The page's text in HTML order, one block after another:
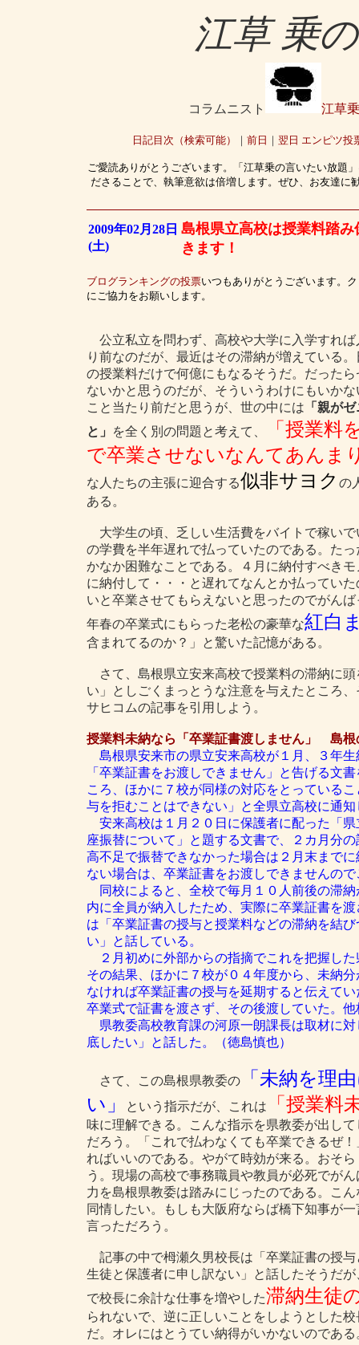
江草 乗
コラムニスト 江草乗
日記目次（検索可能） ｜ 前日 ｜ 翌日 エンピツ投
ご愛読ありがとうございます。「江草乗の言いたい放題
ださることで、執筆意欲は倍増します。ぜひ、お友達
2009年02月28日
(土)
島根県立高校は授業料踏み
きます！
ブログランキングの投票いつもありがとうございます。
にご協力をお願いします。
公立私立を問わず、高校や大学に入学すれ
り前なのだが、最近はその滞納が増えている
の授業料だけで何億にもなるそうだ。だった
ないかと思うのだが、そういうわけにもいか
こと当たり前だと思うが、世の中には 「親が
と」
を全く別の問題と考えて、
「授業料
で卒業させないなんてあんま
な人たちの主張に迎合する似非サヨク の
ある。
大学生の頃、乏しい生活費をバイトで稼い
の学費を半年遅れで払っていたのである。た
かなか困難なことである。４月に納付すべき
に納付して・・・と遅れてなんとか払ってい
いと卒業させてもらえないと思ったのでがん
年春の卒業式にもらった老松の豪華な紅白
含まれてるのか？」と驚いた記憶がある。
さて、島根県立安来高校で授業料の滞納に
い」としごくまっとうな注意を与えたところ
サヒコムの記事を引用しよう。
授業料未納なら「卒業証書渡しません」 島根
島根県安来市の県立安来高校が１月、３年
「卒業証書をお渡しできません」と告げる文
ころ、ほかに７校が同様の対応をとっている
与を拒むことはできない」と全県立高校に通知
安来高校は１月２０日に保護者に配った「
座振替について」と題する文書で、２カ月分
高不足で振替できなかった場合は２月末まで
ない場合は、卒業証書をお渡しできませんの
同校によると、全校で毎月１０人前後の滞
内に全員が納入したため、実際に卒業証書を
は「卒業証書の授与と授業料などの滞納を結
い」と話している。
２月初めに外部からの指摘でこれを把握し
その結果、ほかに７校が０４年度から、未納
なければ卒業証書の授与を延期すると伝えて
卒業式で証書を渡さず、その後渡していた。
県教委高校教育課の河原一朗課長は取材に
底したい」と話した。（徳島慎也）
さて、この島根県教委の「未納を理
い」
という指示だが、これは 「授業料
味に理解できる。こんな指示を県教委が出し
だろう。「これで払わなくても卒業できるぜ
ればいいのである。やがて時効が来る。おそ
う。現場の高校で事務職員や教員が必死でが
力を島根県教委は踏みにじったのである。こ
同情したい。もしも大阪府ならば橋下知事が
言っただろう。
記事の中で栂瀬久男校長は「卒業証書の授
生徒と保護者に申し訳ない」と話したそうだ
で校長に余計な仕事を増やした滞納生徒
られないで、逆に正しいことをしようとした
だ。オレにはとうてい納得がいかないのである